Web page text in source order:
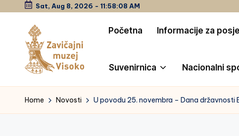
content
Sat, Aug 8, 2026 - 11:58:08 AM
Z
a
Početna Informacije za
Suvenirnica Nacionalni
Home Novosti U povodu 25. novembra – Dana državnosti